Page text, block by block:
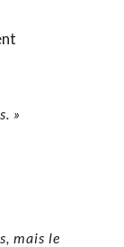
»
mais le